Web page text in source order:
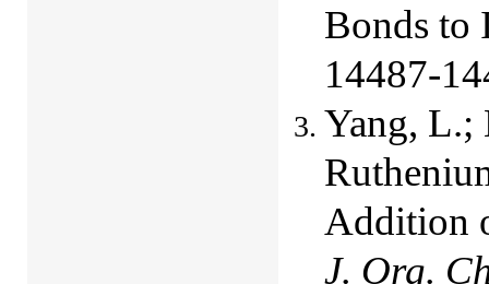
Bonds to
14487-
Yang, L.;
Addition
J. Org.